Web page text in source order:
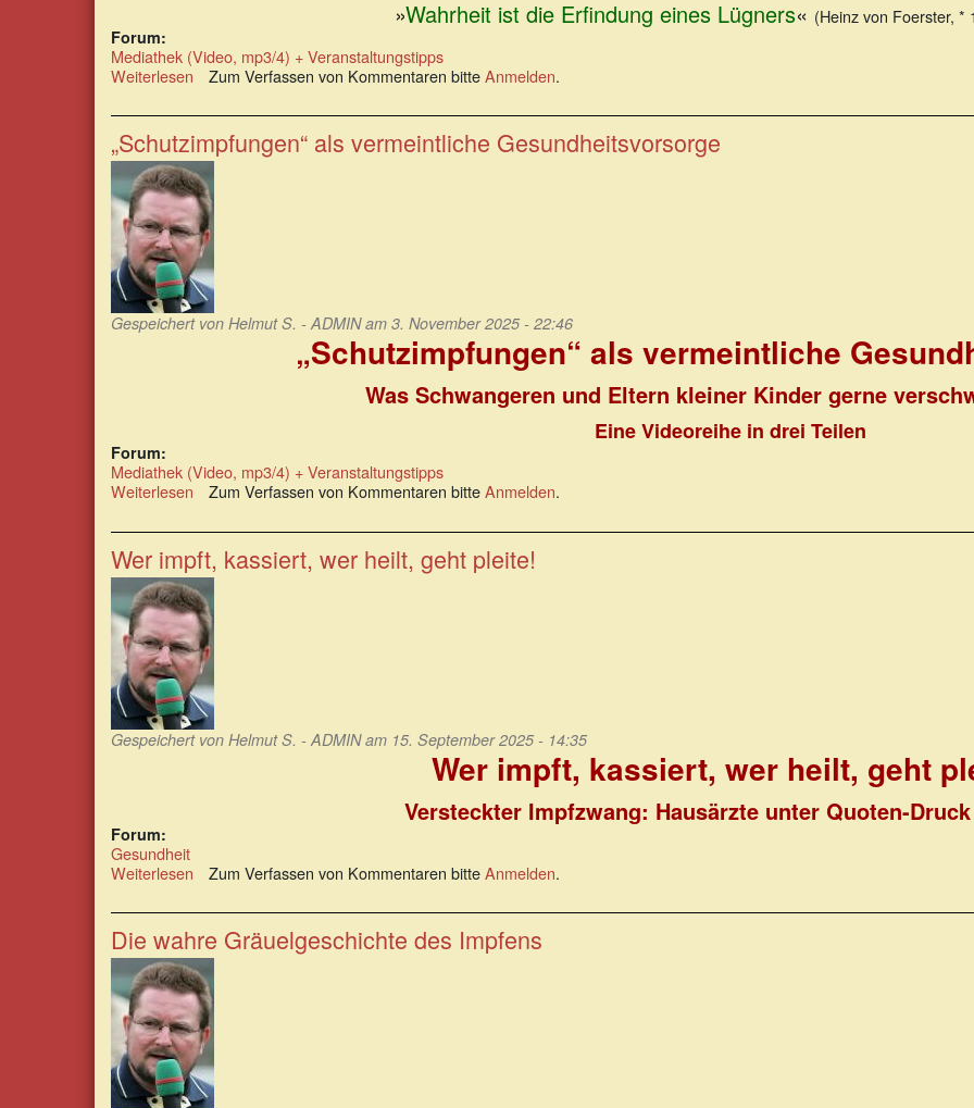
»Wahrheit ist die Erfindung eines Lügners« (Heinz von Foerster, *
Forum:
Mediathek (Video, mp3/4) + Veranstaltungstipps
Weiterlesen über
total
geisteskranke
Corona-
Wahnsinn
Zum Verfassen von Kommentaren bitteAnmelden.
„Schutzimpfungen“ als vermeintliche Gesundheitsvorsorge
Gespeichert von Helmut S. - ADMINam 3. November 2025 - 22:46
„Schutzimpfungen“ als vermeintliche
Was Schwangeren und Eltern kleiner Kinder gerne
Eine Videoreihe in drei Teilen
Forum:
Mediathek (Video, mp3/4) + Veranstaltungstipps
Weiterlesen über
als
vermeintliche
Gesundheitsvorsorge
Zum Verfassen von Kommentaren bitteAnmelden.
Wer impft, kassiert, wer heilt, geht pleite!
Gespeichert von Helmut S. - ADMINam 15. September 2025 - 14:35
Wer impft, kassiert, wer heilt, geht
Versteckter Impfzwang: Hausärzte unter Quoten-
Forum:
Gesundheit
Weiterlesen über
impft,
kassiert,
wer
heilt,
geht
pleite!
Zum Verfassen von Kommentaren bitteAnmelden.
Die wahre Gräuelgeschichte des Impfens